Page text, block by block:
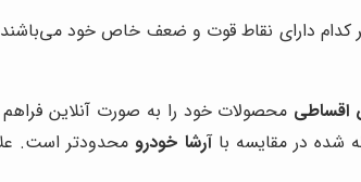
دارای نقاط قوت و ضعف خاص خود
اقساطی محصولات خود را به صورت آنلاین
شده در مقایسه باآرشا خودرو محدودتر است.